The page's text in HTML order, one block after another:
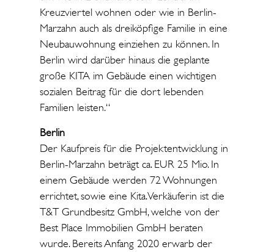
Kreuzviertel wohnen oder wie in Berlin-
Marzahn auch als dreiköpfige Familie in eine
Neubauwohnung einziehen zu können. In
Berlin wird darüber hinaus die geplante
große KITA im Gebäude einen wichtigen
sozialen Beitrag für die dort lebenden
Familien leisten.“
Berlin
Der Kaufpreis für die Projektentwicklung in
Berlin-Marzahn beträgt ca. EUR 25 Mio. In
einem Gebäude werden 72 Wohnungen
errichtet, sowie eine Kita. Verkäuferin ist die
T&T Grundbesitz GmbH, welche von der
Best Place Immobilien GmbH beraten
wurde. Bereits Anfang 2020 erwarb der